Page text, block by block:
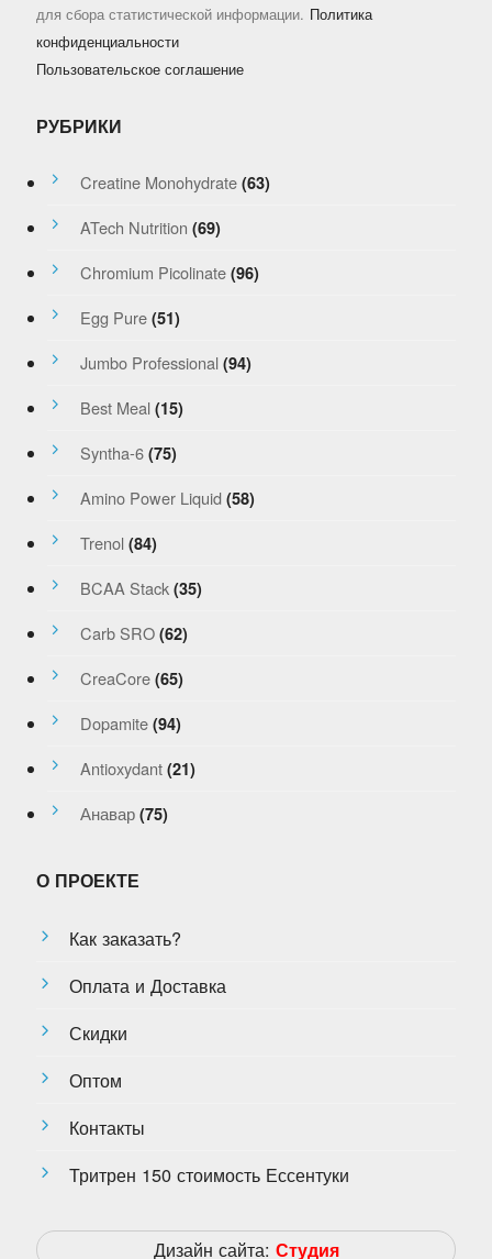
для сбора статистической информации. Политика
конфиденциальности
Пользовательское соглашение
РУБРИКИ
Creatine Monohydrate (63)
ATech Nutrition (69)
Chromium Picolinate (96)
Egg Pure (51)
Jumbo Professional (94)
Best Meal (15)
Syntha-6 (75)
Amino Power Liquid (58)
Trenol (84)
BCAA Stack (35)
Carb SRO (62)
CreaCore (65)
Dopamite (94)
Antioxydant (21)
Анавар (75)
О ПРОЕКТЕ
Как заказать?
Оплата и Доставка
Скидки
Оптом
Контакты
Тритрен 150 стоимость Ессентуки
Дизайн сайта: Студия